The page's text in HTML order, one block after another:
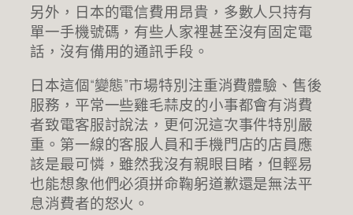
另外，日本的電信費用昂貴，多數人只持有
單一手機號碼，有些人家裡甚至沒有固定電
話，沒有備用的通訊手段。
日本這個“變態”市場特別注重消費體驗、售後
服務，平常一些雞毛蒜皮的小事都會有消費
者致電客服討說法，更何況這次事件特別嚴
重。第一線的客服人員和手機門店的店員應
該是最可憐，雖然我沒有親眼目睹，但輕易
也能想象他們必須拼命鞠躬道歉還是無法平
息消費者的怒火。